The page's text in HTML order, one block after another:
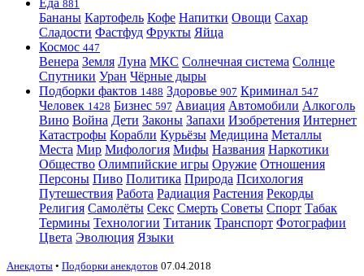
Еда 881
Бананы Картофель Кофе Напитки Овощи Сахар
Сладости Фастфуд Фрукты Яйца
Космос 447
Венера Земля Луна МКС Солнечная система Солнце
Спутники Уран Чёрные дыры
Подборки фактов 1488 Здоровье 907 Криминал 547
Человек 1428 Бизнес 597 Авиация Автомобили Алкоголь
Вино Война Дети Законы Запахи Изобретения Интернет
Катастрофы Корабли Курьёзы Медицина Металлы
Места Мир Мифология Мифы Названия Наркотики
Общество Олимпийские игры Оружие Отношения
Персоны Пиво Политика Природа Психология
Путешествия Работа Радиация Растения Рекорды
Религия Самолёты Секс Смерть Советы Спорт Табак
Термины Технологии Титаник Транспорт Фотографии
Цвета Эволюция Языки
Анекдоты • Подборки анекдотов 07.04.2018